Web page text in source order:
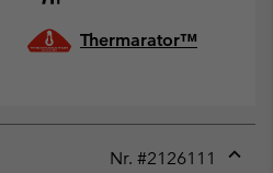
Thermarator™
Nr. #2126111